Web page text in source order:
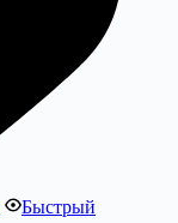
Быстрый